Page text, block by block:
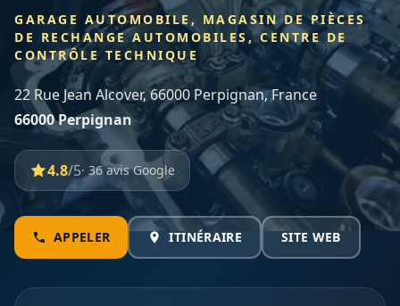
GARAGE AUTOMOBILE, MAGASIN DE PIÈCES
DE RECHANGE AUTOMOBILES, CENTRE DE
CONTRÔLE TECHNIQUE
22 Rue Jean Alcover, 66000 Perpignan, France
66000 Perpignan
4.8/5· 36 avis Google
APPELER ITINÉRAIRE SITE WEB